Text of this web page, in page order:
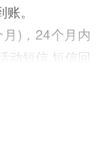
。
)，24个月内
动短信,短信回
可每月获赠
电APP领取.